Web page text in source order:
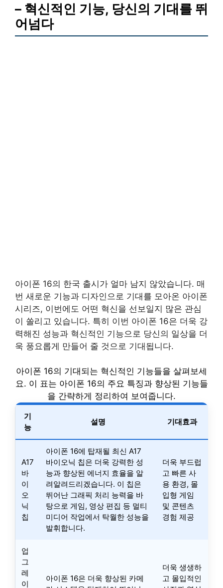
– 혁신적인 기능, 당신의 기대를 뛰
어넘다
아이폰 16의 한국 출시가 얼마 남지 않았습니다. 매
번 새로운 기능과 디자인으로 기대를 모아온 아이폰
시리즈, 이번에도 어떤 혁신을 선보일지 많은 관심
이 쏠리고 있습니다. 특히 이번 아이폰 16은 더욱 강
력해진 성능과 혁신적인 기능으로 당신의 일상을 더
욱 풍요롭게 만들어 줄 것으로 기대됩니다.
아이폰 16의 기대되는 혁신적인 기능들을 살펴보세
요. 이 표는 아이폰 16의 주요 특징과 향상된 기능들
을 간략하게 정리하여 보여줍니다.
기
능
설명 기대효과
A17
바
이
오
닉
칩
아이폰 16에 탑재될 최신 A17
바이오닉 칩은 더욱 강력한 성
능과 향상된 에너지 효율을 알
려알려드리겠습니다. 이 칩은
뛰어난 그래픽 처리 능력을 바
탕으로 게임, 영상 편집 등 멀티
미디어 작업에서 탁월한 성능을
발휘합니다.
더욱 부드럽
고 빠른 사
용 환경, 몰
입형 게임
및 콘텐츠
경험 제공
업
그
레
이
아이폰 16은 더욱 향상된 카메
더욱 생생하
고 몰입적인